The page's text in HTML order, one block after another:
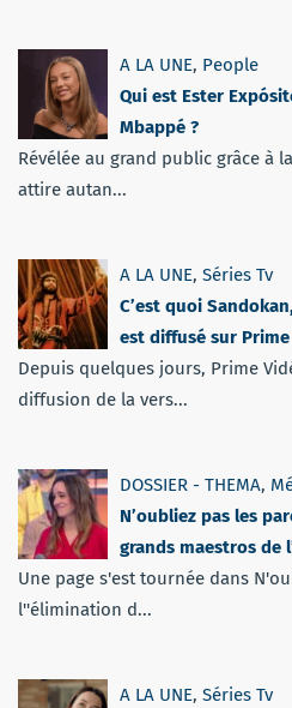
A LA UNE, People
Qui est Ester
Mbappé ?
Révélée au grand public grâce à
attire autan...
A LA UNE, Séries Tv
C’est quoi
est diffusé sur Prime
Depuis quelques jours, Prime
diffusion de la vers...
DOSSIER - THEMA,
N’oubliez pas les
grands maestros de
Une page s'est tournée dans
l''élimination d...
A LA UNE, Séries Tv